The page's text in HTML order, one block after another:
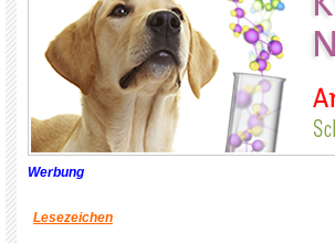
Werbung
Lesezeichen